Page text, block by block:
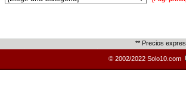
** Precios
© 2002/2022 Solo10.com